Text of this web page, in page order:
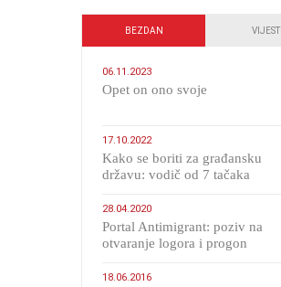
BEZDAN VIJESTI
06.11.2023
​Opet on ono svoje
17.10.2022
Kako se boriti za građansku
državu: vodič od 7 tačaka
28.04.2020
Portal Antimigrant: poziv na
otvaranje logora i progon
18.06.2016